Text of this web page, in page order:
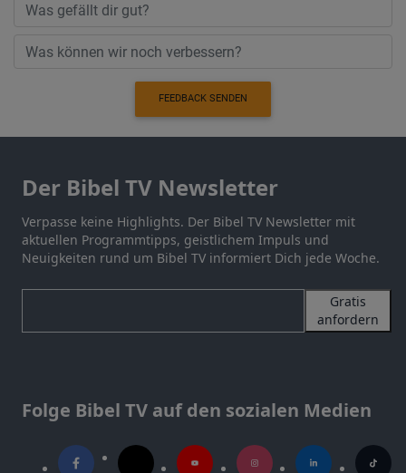
FEEDBACK SENDEN
Der Bibel TV Newsletter
Verpasse keine Highlights. Der Bibel TV Newsletter mit
aktuellen Programmtipps, geistlichem Impuls und
Neuigkeiten rund um Bibel TV informiert Dich jede Woche.
Gratis
anfordern
Folge Bibel TV auf den sozialen Medien